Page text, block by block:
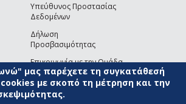
Υπεύθυνος Προστασίας
Δεδομένων
Δήλωση
Προσβασιμότητας
Επικοινωνία με την Ομάδα
Ανάπτυξης του site(link sends e-mail)
ΟΡΟΙ ΧΡΗΣΗΣ
μας παρέχετε τη συγκατάθεσή
με σκοπό τη μέτρηση και την